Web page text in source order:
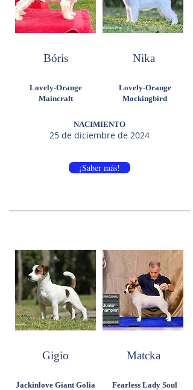
Bóris Nika
Lovely-Orange
Maincraft
Lovely-Orange
Mockingbird
NACIMIENTO
25 de diciembre de 2024
¡Saber más!
Gigio Matcka
Jackinlove Giant Golia
Fearless Lady Soul